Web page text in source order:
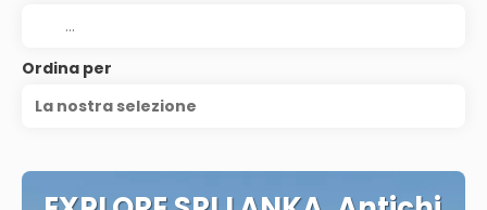
Ordina per
La nostra selezione